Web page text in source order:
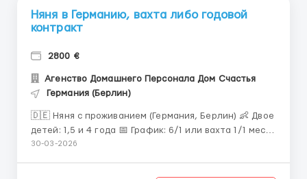
Няня в Германию, вахта либо годовой
контракт
2800 €
Агенство Домашнего Персонала Дом Счастья
Германия (Берлин)
🇩🇪 Няня с проживанием (Германия, Берлин) 👶 Двое
детей: 1,5 и 4 года 📅 График: 6/1 или вахта 1/1 мес
🏡 Проживание: отдельная комната в доме +
30-03-2026